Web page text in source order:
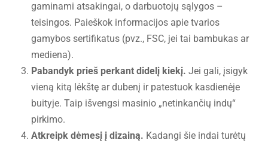
gaminami atsakingai, o darbuotojų sąlygos –
teisingos. Paieškok informacijos apie tvarios
gamybos sertifikatus (pvz., FSC, jei tai bambukas ar
mediena).
Pabandyk prieš perkant didelį kiekį. Jei gali, įsigyk
vieną kitą lėkštę ar dubenį ir patestuok kasdienėje
buityje. Taip išvengsi masinio „netinkančių indų“
pirkimo.
Atkreipk dėmesį į dizainą. Kadangi šie indai turėtų